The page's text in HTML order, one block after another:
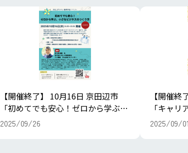
【開催終了】 10月16日 京田辺市
「初めてでも安心！ゼロから学ぶ、
小さなビジネスの作り方」
2025/09/26
【開催終
「キャ
ビジネス
2025/09/01